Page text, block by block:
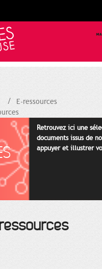
E-ressources
Retrouvez ici une
documents issus de
appuyer et illustrer